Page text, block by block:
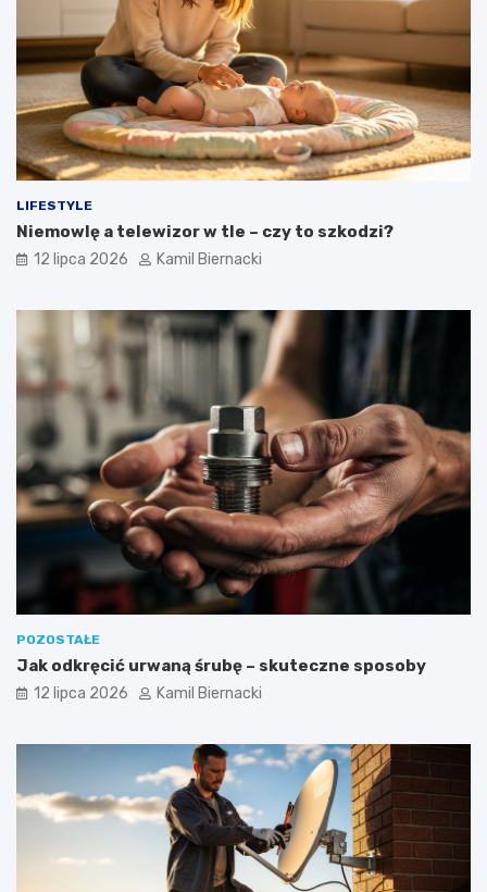
LIFESTYLE
Niemowlę a telewizor w tle – czy to szkodzi?
12 lipca 2026 Kamil Biernacki
POZOSTAŁE
Jak odkręcić urwaną śrubę – skuteczne sposoby
12 lipca 2026 Kamil Biernacki